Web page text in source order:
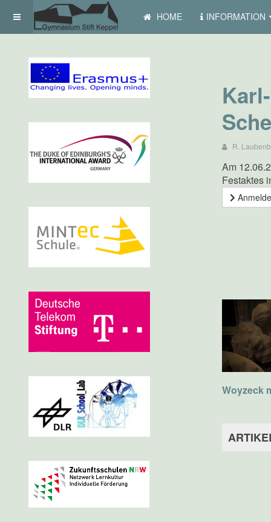
HOME INFORMATION
R.
Am
Festaktes
Woyzeck